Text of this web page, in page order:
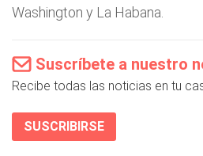
Washington y La Habana.
Suscríbete a nuestro
Recibe todas las noticias en tu
SUSCRIBIRSE